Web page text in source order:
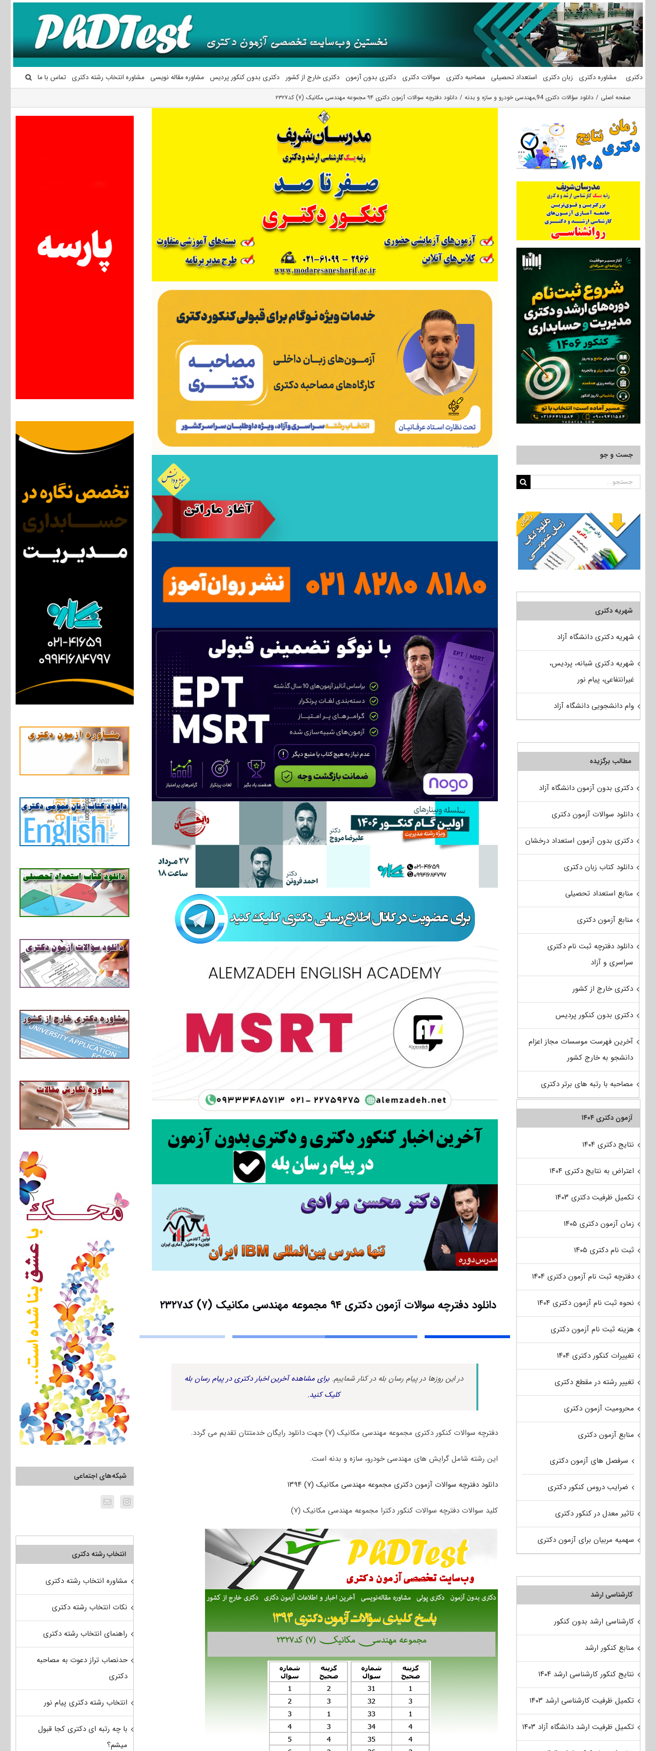
محتوا
دکتری مشاوره دکتری زبان دکتری استعداد تحصیلی مصاحبه دکتری سوالات دکتری دکتری بدون آزمون دکتری خارج از کشور دکتری بدون کنکور پردیس مشاوره مقاله نویسی مشاوره انتخاب رشته دکتری تماس با ما
صفحه اصلی دانلود سؤالات دکتری 94 ,مهندسی خودرو و سازه و بدنه دانلود دفترچه سوالات آزمون دکتری ۹۴ مجموعه مهندسی مکانیک (۷) کد۲۳۲۷
دانلود دفترچه سوالات آزمون دکتری ۹۴ مجموعه مهندسی مکانیک (۷) کد۲۳۲۷
در این روزها در پیام رسان بله در کنار شماییم. برای مشاهده آخرین اخبار دکتری در پیام رسان بله
کلیک کنید.
دفترچه سوالات کنکور دکتری مجموعه مهندسی مکانیک (۷) جهت دانلود رایگان خدمتتان تقدیم می گردد.
این رشته شامل گرایش های مهندسی خودرو، سازه و بدنه است.
دانلود دفترچه سوالات آزمون دکتری مجموعه مهندسی مکانیک (۷) ۱۳۹۴
کلید سوالات دفترچه سوالات کنکور دکترا مجموعه مهندسی مکانیک (۷)
شبکه‌های اجتماعی
انتخاب رشته دکتری
مشاوره انتخاب رشته دکتری
نکات انتخاب رشته دکتری
راهنمای انتخاب رشته دکتری
حدنصاب تراز دعوت به مصاحبه
دکتری
انتخاب رشته دکتری پیام نور
با چه رتبه ای دکتری کجا قبول
میشم؟
جست و جو
جستجو
شهریه دکتری
شهریه دکتری دانشگاه آزاد
شهریه دکتری شبانه، پردیس،
غیرانتفاعی، پیام نور
وام دانشجویی دانشگاه آزاد
مطالب برگزیده
دکتری بدون آزمون دانشگاه آزاد
دانلود سوالات آزمون دکتری
دکتری بدون آزمون استعداد درخشان
دانلود کتاب زبان دکتری
منابع استعداد تحصیلی
منابع آزمون دکتری
دانلود دفترچه ثبت نام دکتری
سراسری و آزاد
دکتری خارج از کشور
دکتری بدون کنکور پردیس
آخرین فهرست موسسات مجاز اعزام
دانشجو به خارج کشور
مصاحبه با رتبه های برتر دکتری
آزمون دکتری ۱۴۰۴
نتایج دکتری ۱۴۰۴
اعتراض به نتایج دکتری ۱۴۰۴
تکمیل ظرفیت دکتری ۱۴۰۳
زمان آزمون دکتری ۱۴۰۵
ثبت نام دکتری ۱۴۰۵
دفترچه ثبت نام آزمون دکتری ۱۴۰۴
نحوه ثبت نام آزمون دکتری ۱۴۰۴
هزینه ثبت نام آزمون دکتری
تغییرات کنکور دکتری ۱۴۰۴
تغییر رشته در مقطع دکتری
محرومیت آزمون دکتری
منابع آزمون دکتری
سرفصل های آزمون دکتری
ضرایب دروس کنکور دکتری
تاثیر معدل در کنکور دکتری
سهمیه مربیان برای آزمون دکتری
کارشناسی ارشد
کارشناسی ارشد بدون کنکور
منابع کنکور ارشد
نتایج کنکور کارشناسی ارشد ۱۴۰۴
تکمیل ظرفیت کارشناسی ارشد ۱۴۰۳
تکمیل ظرفیت ارشد دانشگاه آزاد ۱۴۰۳